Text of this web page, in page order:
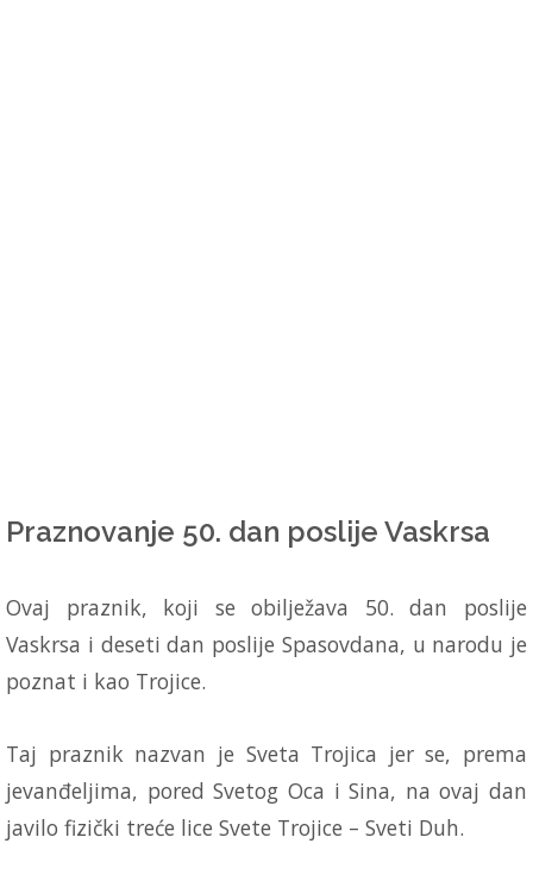
Praznovanje 50. dan poslije Vaskrsa
Ovaj praznik, koji se obilježava 50. dan poslije
Vaskrsa i deseti dan poslije Spasovdana, u narodu je
poznat i kao Trojice.
Taj praznik nazvan je Sveta Trojica jer se, prema
jevanđeljima, pored Svetog Oca i Sina, na ovaj dan
javilo fizički treće lice Svete Trojice – Sveti Duh.